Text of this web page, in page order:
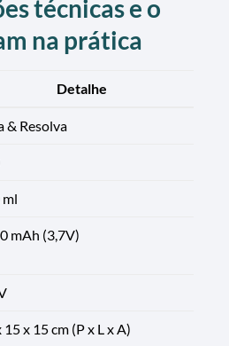
técnicas e o
na prática
Detalhe
& Resolva
mAh (3,7V)
15 x 15 cm (P x L x A)